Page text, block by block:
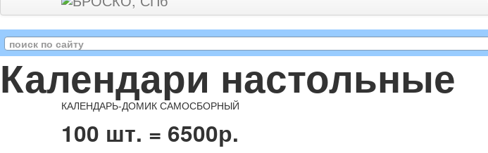
Календари настольные
КАЛЕНДАРЬ-ДОМИК САМОСБОРНЫЙ
100 шт. = 6500р.